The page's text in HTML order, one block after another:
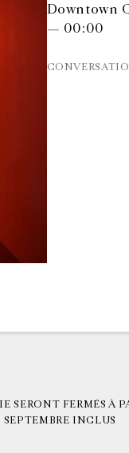
Downtown
— 00:00
SERONT FERMÉS À
INCLUS